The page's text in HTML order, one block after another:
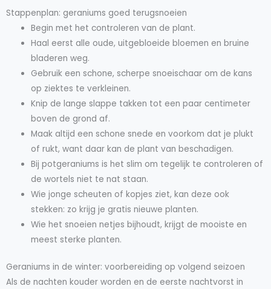
Stappenplan: geraniums goed terugsnoeien
Begin met het controleren van de plant.
Haal eerst alle oude, uitgebloeide bloemen en bruine
bladeren weg.
Gebruik een schone, scherpe snoeischaar om de kans
op ziektes te verkleinen.
Knip de lange slappe takken tot een paar centimeter
boven de grond af.
Maak altijd een schone snede en voorkom dat je plukt
of rukt, want daar kan de plant van beschadigen.
Bij potgeraniums is het slim om tegelijk te controleren of
de wortels niet te nat staan.
Wie jonge scheuten of kopjes ziet, kan deze ook
stekken: zo krijg je gratis nieuwe planten.
Wie het snoeien netjes bijhoudt, krijgt de mooiste en
meest sterke planten.
Geraniums in de winter: voorbereiding op volgend seizoen
Als de nachten kouder worden en de eerste nachtvorst in